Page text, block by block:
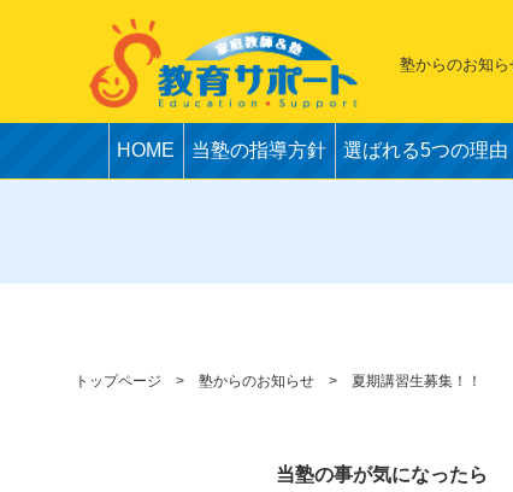
塾からのお知ら
HOME 当塾の指導方針 選ばれる5つの理由
トップページ 塾からのお知らせ 夏期講習生募集！！
当塾の事が気になったら